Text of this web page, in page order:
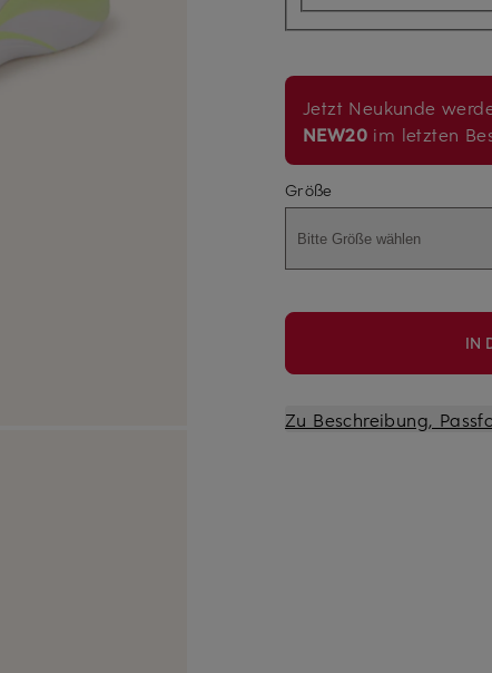
Jetzt Neukunde
NEW20 im letzten
Größe
Bitte Größe wählen
IN
Zu Beschreibung,